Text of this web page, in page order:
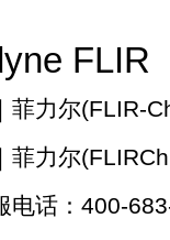
FLIR
菲力尔(FLIR-
菲力尔
电话：400-